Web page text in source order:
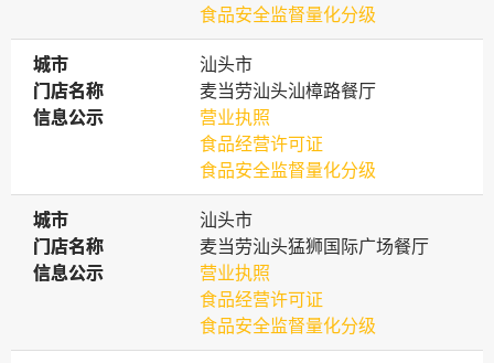
食品安全监督量化分级
城市
城市
汕头市
门店名称
门店名称
麦当劳汕头汕樟路餐厅
信息公示
信息公示
营业执照
食品经营许可证
食品安全监督量化分级
城市
城市
汕头市
门店名称
门店名称
麦当劳汕头猛狮国际广场餐厅
信息公示
信息公示
营业执照
食品经营许可证
食品安全监督量化分级